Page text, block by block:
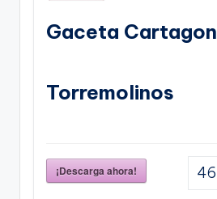
Gaceta
Torremolinos
¡Descarga ahora!